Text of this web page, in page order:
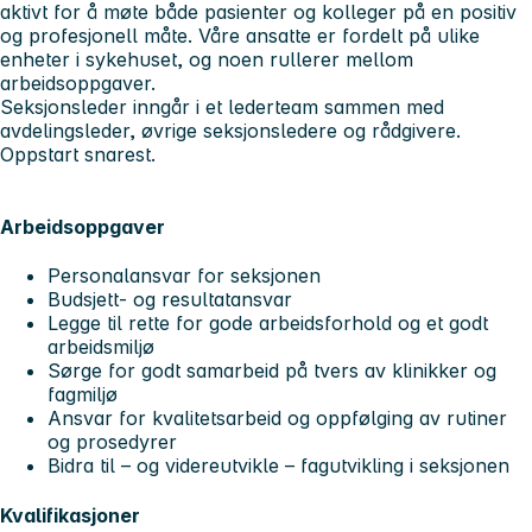
aktivt for å møte både pasienter og kolleger på en positiv
og profesjonell måte. Våre ansatte er fordelt på ulike
enheter i sykehuset, og noen rullerer mellom
arbeidsoppgaver.
Seksjonsleder inngår i et lederteam sammen med
avdelingsleder, øvrige seksjonsledere og rådgivere.
Oppstart snarest.
Arbeidsoppgaver
Personalansvar for seksjonen
Budsjett- og resultatansvar
Legge til rette for gode arbeidsforhold og et godt
arbeidsmiljø
Sørge for godt samarbeid på tvers av klinikker og
fagmiljø
Ansvar for kvalitetsarbeid og oppfølging av rutiner
og prosedyrer
Bidra til – og videreutvikle – fagutvikling i seksjonen
Kvalifikasjoner